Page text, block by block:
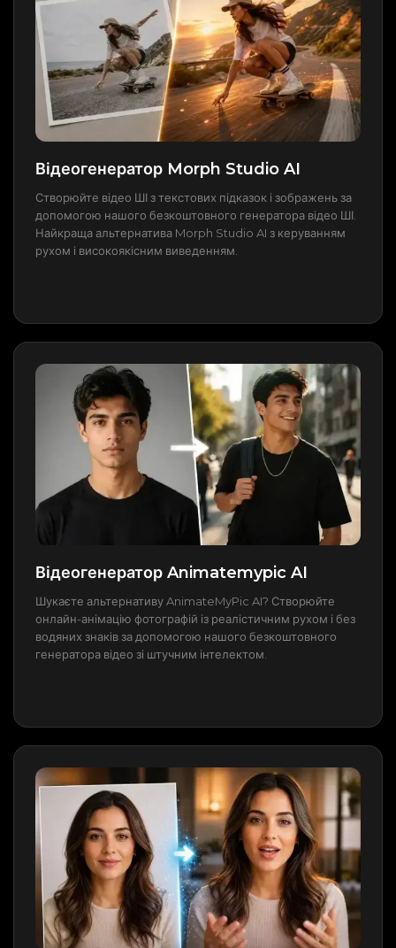
Відеогенератор Morph Studio AI
Створюйте відео ШІ з текстових підказок і зображень за
допомогою нашого безкоштовного генератора відео ШІ.
Найкраща альтернатива Morph Studio AI з керуванням
рухом і високоякісним виведенням.
Відеогенератор Animatemypic AI
Шукаєте альтернативу AnimateMyPic AI? Створюйте
онлайн-анімацію фотографій із реалістичним рухом і без
водяних знаків за допомогою нашого безкоштовного
генератора відео зі штучним інтелектом.